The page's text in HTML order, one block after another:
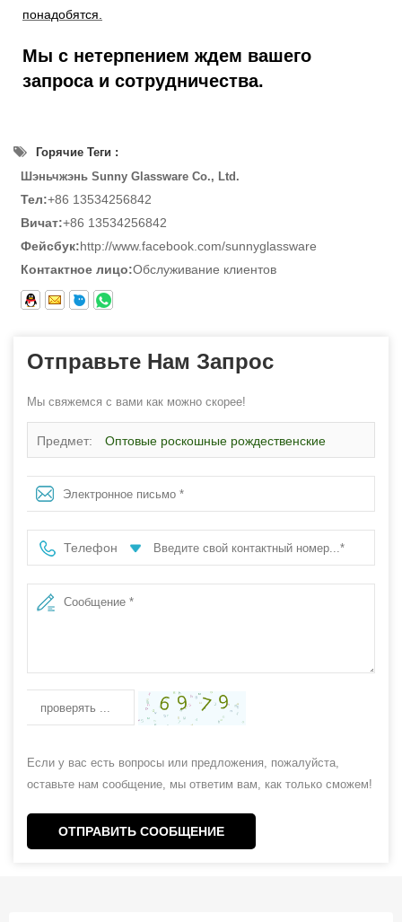
понадобятся.
Мы с нетерпением ждем вашего
запроса и сотрудничества.
Горячие Теги :
Шэньчжэнь Sunny Glassware Co., Ltd.
Тел:+86 13534256842
Вичат:+86 13534256842
Фейсбук:http://www.facebook.com/sunnyglassware
Контактное лицо:Обслуживание клиентов
Отправьте Нам Запрос
Мы свяжемся с вами как можно скорее!
Предмет: Оптовые роскошные рождественские
аппликации с печатью на керамических баночках для
свечей
Телефон
Если у вас есть вопросы или предложения, пожалуйста,
оставьте нам сообщение, мы ответим вам, как только сможем!
ОТПРАВИТЬ СООБЩЕНИЕ